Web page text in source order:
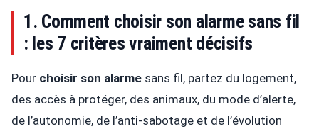
1. Comment choisir son alarme sans fil
: les 7 critères vraiment décisifs
Pour choisir son alarme sans fil, partez du logement,
des accès à protéger, des animaux, du mode d’alerte,
de l’autonomie, de l’anti-sabotage et de l’évolution